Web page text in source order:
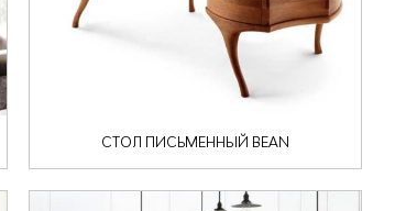
СТОЛ ПИСЬМЕННЫЙ BEAN